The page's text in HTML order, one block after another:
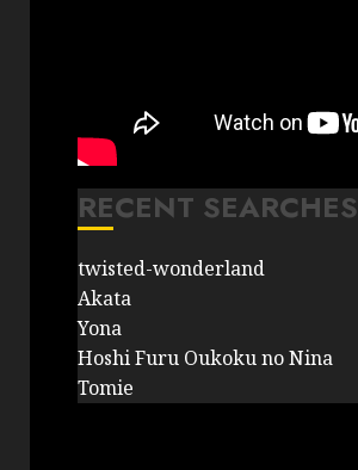
RECENT SEARCHES
twisted-wonderland
Akata
Yona
Hoshi Furu Oukoku no Nina
Tomie